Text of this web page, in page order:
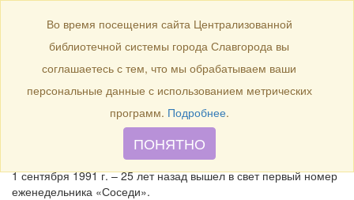
Toggle
navigation
БИБЛИОТЕКА
1 сентября 1991 г. – 25 лет
назад вышел в свет первый
номер еженедельника
1 сентября 1991 г. – 25 лет назад вышел в свет первый номер
еженедельника «Соседи».
Во время посещения сайта Централизованной
библиотечной системы города Славгорода вы
соглашаетесь с тем, что мы обрабатываем ваши
персональные данные с использованием метрических
программ. Подробнее.
ПОНЯТНО